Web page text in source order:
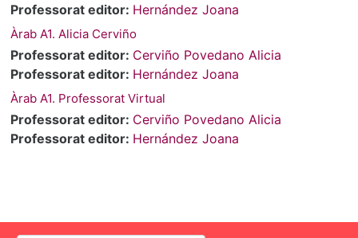
Professorat editor: Hernández Joana
Àrab A1. Alicia Cerviño
Professorat editor: Cerviño Povedano Alicia
Professorat editor: Hernández Joana
Àrab A1. Professorat Virtual
Professorat editor: Cerviño Povedano Alicia
Professorat editor: Hernández Joana